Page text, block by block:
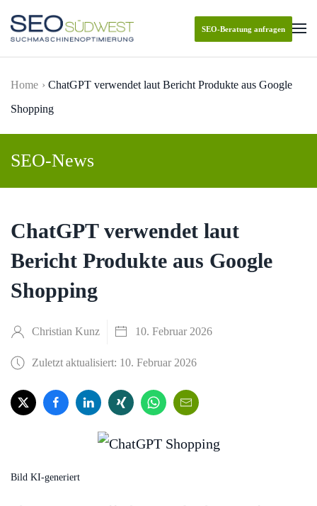
Skip to main content
SEO-Beratung anfragen
Home
ChatGPT verwendet laut Bericht Produkte aus Google
Shopping
SEO-News
ChatGPT verwendet laut
Bericht Produkte aus Google
Shopping
Christian Kunz 10. Februar 2026
Zuletzt aktualisiert: 10. Februar 2026
Bild KI-generiert